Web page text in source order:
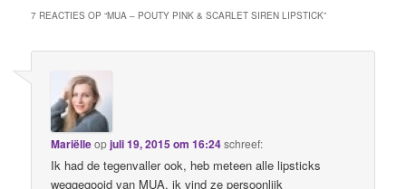
7 REACTIES OP “MUA – POUTY PINK & SCARLET SIREN LIPSTICK”
Mariëlleopjuli 19, 2015 om 16:24schreef:
Ik had de tegenvaller ook, heb meteen alle lipsticks
weggegooid van MUA, ik vind ze persoonlijk